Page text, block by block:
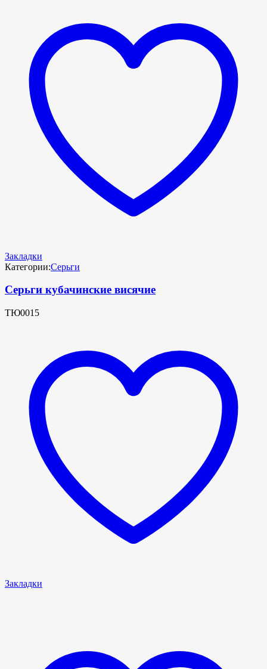
Закладки
Категории:Серьги
Серьги кубачинские висячие
ТЮ0015
Закладки